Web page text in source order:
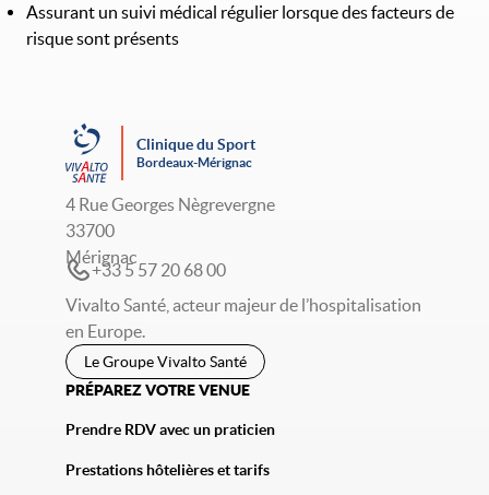
Assurant un suivi médical régulier lorsque des facteurs de
risque sont présents
Clinique du Sport
Bordeaux-Mérignac
4 Rue Georges Nègrevergne
33700
Mérignac
+33 5 57 20 68 00
Vivalto Santé, acteur majeur de l’hospitalisation
en Europe.
Le Groupe Vivalto Santé
PRÉPAREZ VOTRE VENUE
Prendre RDV avec un praticien
Prestations hôtelières et tarifs